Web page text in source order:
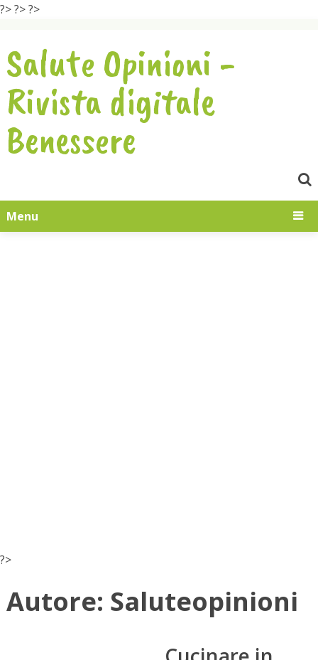
?>?>?>
Salute Opinioni -
Rivista digitale
Benessere
Menu
?>
Autore: Saluteopinioni